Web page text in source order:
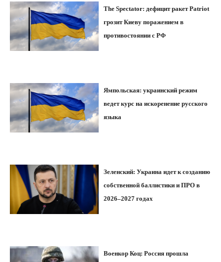
The Spectator: дефицит ракет Patriot
грозит Киеву поражением в
противостоянии с РФ
Ямпольская: украинский режим
ведет курс на искоренение русского
языка
Зеленский: Украина идет к созданию
собственной баллистики и ПРО в
2026–2027 годах
Военкор Коц: Россия прошла